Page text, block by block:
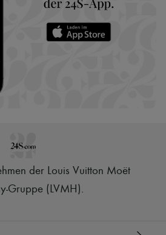
der Louis Vuitton Moët
Gruppe (LVMH).